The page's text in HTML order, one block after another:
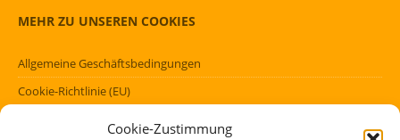
Cookie-Zustimmung
MEHR ZU UNSEREN COOKIES
Allgemeine Geschäftsbedingungen
Cookie-Richtlinie (EU)